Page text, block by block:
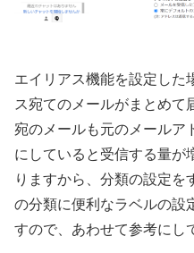
エイリアス機能を設定した
ス宛てのメールがまとめて
宛のメールも元のメールア
にしていると受信する量が
りますから、分類の設定を
の分類に便利なラベルの設
すので、あわせて参考にし